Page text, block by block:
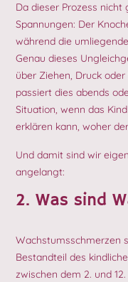
Da dieser Prozess
Spannungen: Der
während die
Genau dieses
über Ziehen, Druck
passiert dies abends
Situation, wenn das
erklären kann, woher
Und damit sind wir
angelangt:
2. Was sind
Wachstumsschmerzen
Bestandteil des
zwischen dem 2. und